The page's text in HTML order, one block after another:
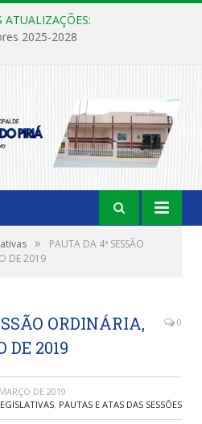
ATUALIZAÇÕES:
2025-2028
»
PAUTA DA 4ª SESSÃO
DE 2019
ORDINÁRIA,
DE 2019
0
DE 2019
, PAUTAS E ATAS DAS SESSÕES